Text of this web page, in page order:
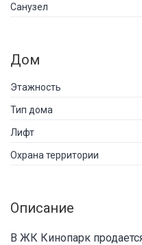
Санузел
Дом
Этажность
Тип дома
Лифт
Охрана территории
Описание
В ЖК Кинопарк